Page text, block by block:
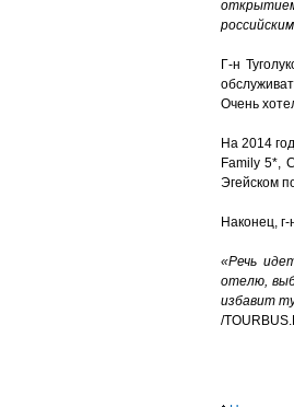
Г-н
Очень
На 2014
Family 5*,
Эгейском
Наконец,
«Речь
отелю,
избавит
/